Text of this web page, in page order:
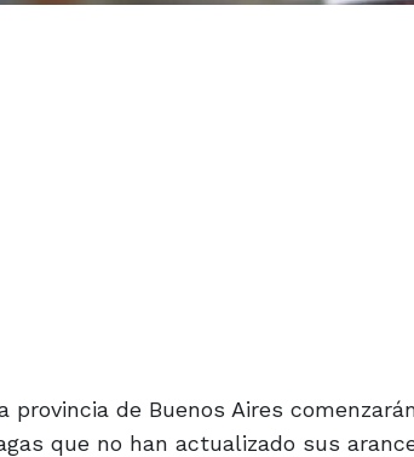
provincia de Buenos Aires
que no han actualizado sus